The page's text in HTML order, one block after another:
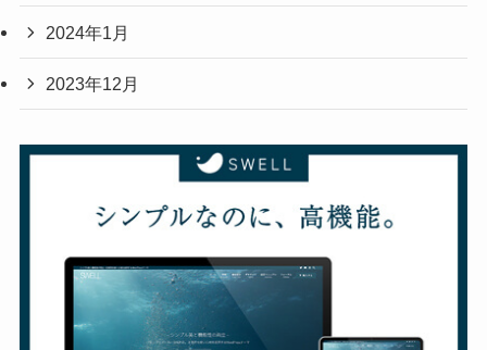
2024年1月
2023年12月